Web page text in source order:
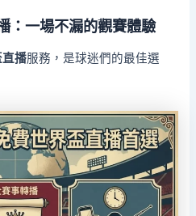
：一場不漏的觀賽體驗
播服務，是球迷們的最佳選